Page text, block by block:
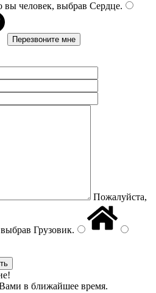
вы человек, выбрав Сердце.
Пожалуйста,
Грузовик.
в ближайшее время.